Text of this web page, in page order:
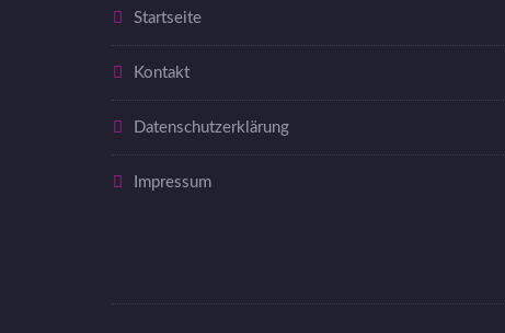
Startseite
Kontakt
Datenschutzerklärung
Impressum